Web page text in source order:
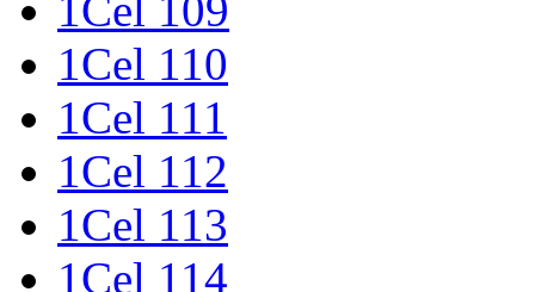
1Cel 110
1Cel 111
1Cel 112
1Cel 113
1Cel 114